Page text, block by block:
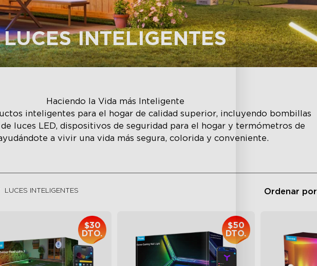
LUCES INTELIGENTES
Haciendo la Vida más Inteligente
inteligentes para el hogar de calidad superior, incluyendo bombillas
luces LED, dispositivos de seguridad para el hogar y termómetros de
a vivir una vida más segura, colorida y conveniente.
LUCES INTELIGENTES Ordenar por
$30
DTO.
$50
DTO.